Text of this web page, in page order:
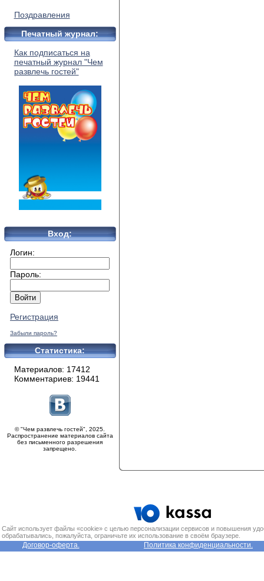
Поздравления
Печатный журнал:
Как подписаться на
печатный журнал "Чем
развлечь гостей"
Вход:
Логин:
Пароль:
Регистрация
Забыли пароль?
Статистика:
Материалов: 17412
Комментариев: 19441
© "Чем развлечь гостей", 2025.
Распространение материалов сайта
без письменного разрешения
запрещено.
Сайт использует файлы «cookie» с целью персонализации сервисов и повышения
обрабатывались, пожалуйста, ограничьте их использование в своём браузере.
Договор-оферта. Политика конфиденциальности.